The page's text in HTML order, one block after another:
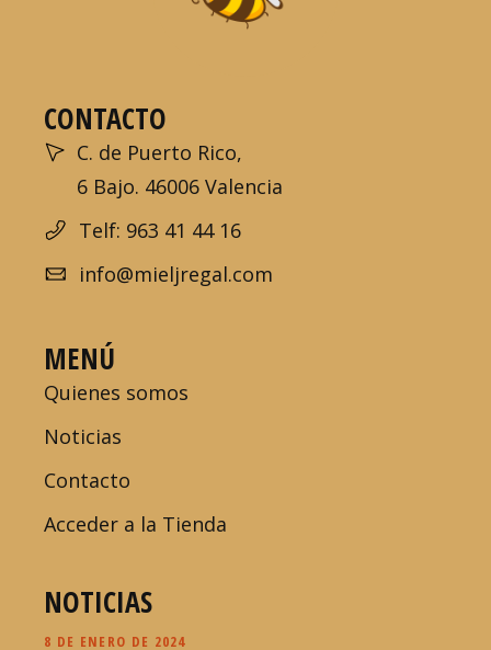
CONTACTO
C. de Puerto Rico,
6 Bajo. 46006 Valencia
Telf: 963 41 44 16
info@mieljregal.com
MENÚ
Quienes somos
Noticias
Contacto
Acceder a la Tienda
NOTICIAS
8 DE ENERO DE 2024